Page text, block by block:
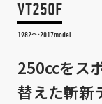
VT250F
1982～2017model
250ccをス
替えた斬新